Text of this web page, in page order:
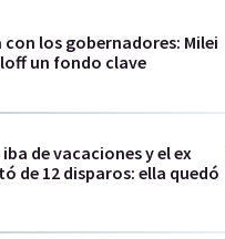
con los gobernadores: Milei
un fondo clave
de vacaciones y el ex
de 12 disparos: ella quedó